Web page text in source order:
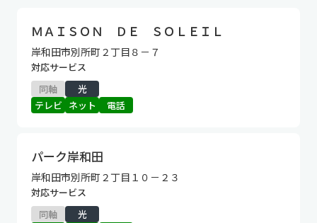
ＭＡＩＳＯＮ ＤＥ ＳＯＬＥＩＬ
岸和田市別所町２丁目８－７
対応サービス
同軸
光
テレビ ネット 電話
パーク岸和田
岸和田市別所町２丁目１０－２３
対応サービス
同軸
光